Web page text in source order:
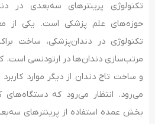
تکنولوژی پرینترهای سه‌بعدی در
حوزه‌های علم پزشکی است. یکی از
تکنولوژی در دندان‌پزشکی، ساخت
مرتب‌سازی دندان‌ها در ارتودنسی است.
و ساخت تاج دندان از دیگر موارد
می‌رود. انتظار می‌رود که
بخش عمده استفاده از پرینترهای